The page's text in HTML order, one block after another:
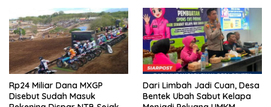
Rp24 Miliar Dana MXGP
Disebut Sudah Masuk
Dari Limbah Jadi Cuan, Desa
Bentek Ubah Sabut Kelapa